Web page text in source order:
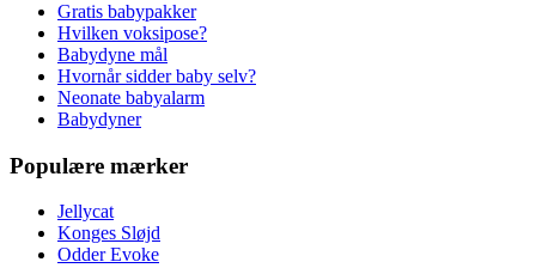
Gratis babypakker
Hvilken voksipose?
Babydyne mål
Hvornår sidder baby selv?
Neonate babyalarm
Babydyner
Populære mærker
Jellycat
Konges Sløjd
Odder Evoke